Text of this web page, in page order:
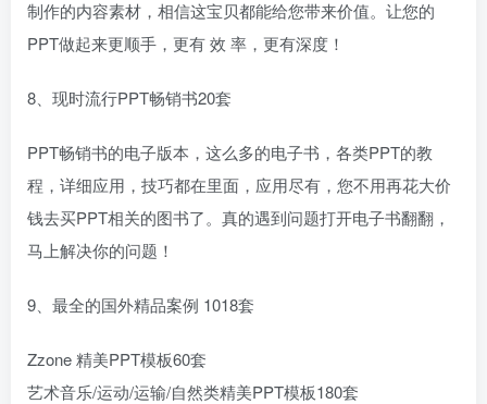
制作的内容素材，相信这宝贝都能给您带来价值。让您的
PPT做起来更顺手，更有 效 率，更有深度！
8、现时流行PPT畅销书20套
PPT畅销书的电子版本，这么多的电子书，各类PPT的教
程，详细应用，技巧都在里面，应用尽有，您不用再花大价
钱去买PPT相关的图书了。真的遇到问题打开电子书翻翻，
马上解决你的问题！
9、最全的国外精品案例 1018套
Zzone 精美PPT模板60套
艺术音乐/运动/运输/自然类精美PPT模板180套